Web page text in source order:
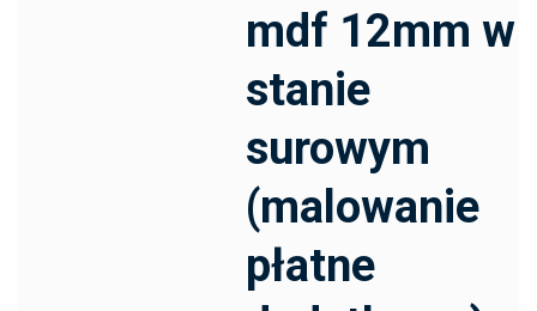
mdf 12mm w
stanie
surowym
(malowanie
płatne